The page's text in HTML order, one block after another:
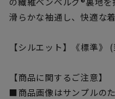
滑らかな袖通し、快適な
【シルエット】《標準》
【商品に関するご注意】
■商品画像はサンプルの